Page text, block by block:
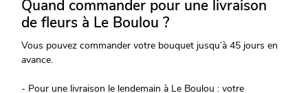
Quand commander pour une livraison
de fleurs à Le Boulou ?
Vous pouvez commander votre bouquet jusqu’à 45 jours en
avance.
- Pour une livraison le lendemain à Le Boulou : votre